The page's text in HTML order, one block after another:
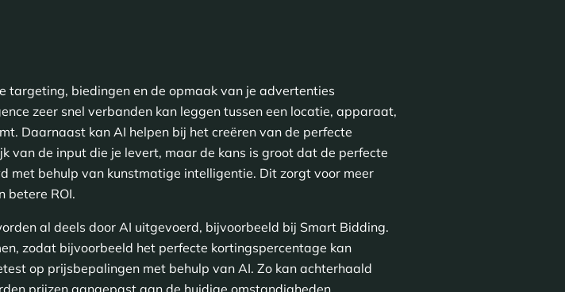
targeting, biedingen en de opmaak van je advertenties
zeer snel verbanden kan leggen tussen een locatie, apparaat,
Daarnaast kan AI helpen bij het creëren van de perfecte
van de input die je levert, maar de kans is groot dat de perfecte
behulp van kunstmatige intelligentie. Dit zorgt voor meer
betere ROI.
al deels door AI uitgevoerd, bijvoorbeeld bij Smart Bidding.
zodat bijvoorbeeld het perfecte kortingspercentage kan
op prijsbepalingen met behulp van AI. Zo kan achterhaald
prijzen aangepast aan de huidige omstandigheden,